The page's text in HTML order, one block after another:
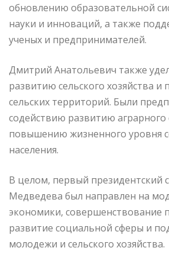
обновлению образовательной
науки и инноваций, а также
ученых и предпринимателей.
Дмитрий Анатольевич также
развитию сельского хозяйства и
сельских территорий. Были
содействию развитию аграрного
повышению жизненного уровня
населения.
В целом, первый президентский
Медведева был направлен на
экономики, совершенствование
развитие социальной сферы и
молодежи и сельского хозяйства.